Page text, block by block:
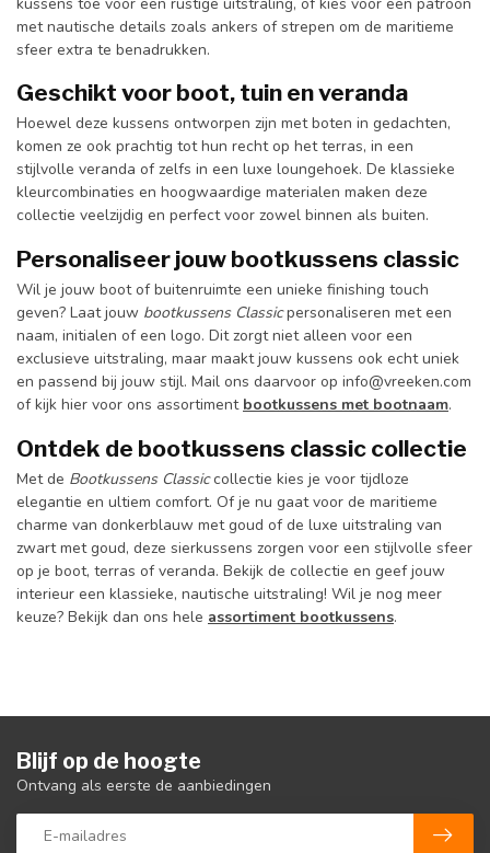
met nautische details zoals ankers of strepen om de maritieme
sfeer extra te benadrukken.
Geschikt voor boot, tuin en veranda
Hoewel deze kussens ontworpen zijn met boten in gedachten,
komen ze ook prachtig tot hun recht op het terras, in een
stijlvolle veranda of zelfs in een luxe loungehoek. De klassieke
kleurcombinaties en hoogwaardige materialen maken deze
collectie veelzijdig en perfect voor zowel binnen als buiten.
Personaliseer jouw bootkussens classic
Wil je jouw boot of buitenruimte een unieke finishing touch
geven? Laat jouw bootkussens Classicpersonaliseren met een
naam, initialen of een logo. Dit zorgt niet alleen voor een
exclusieve uitstraling, maar maakt jouw kussens ook echt uniek
en passend bij jouw stijl. Mail ons daarvoor op info@vreeken.com
of kijk hier voor ons assortiment bootkussens met bootnaam.
Ontdek de bootkussens classic collectie
Met de Bootkussens Classiccollectie kies je voor tijdloze
elegantie en ultiem comfort. Of je nu gaat voor de maritieme
charme van donkerblauw met goud of de luxe uitstraling van
zwart met goud, deze sierkussens zorgen voor een stijlvolle sfeer
op je boot, terras of veranda. Bekijk de collectie en geef jouw
interieur een klassieke, nautische uitstraling! Wil je nog meer
keuze? Bekijk dan ons hele assortiment bootkussens.
Blijf op de hoogte
Ontvang als eerste de aanbiedingen